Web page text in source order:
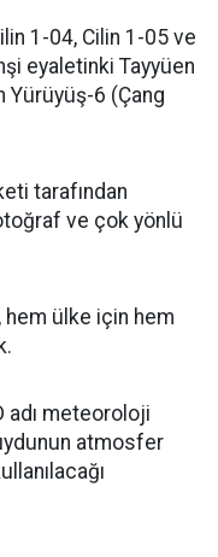
1-04, Cilin 1-05 ve
eyaletinki Tayyüen
Yürüyüş-6 (Çang
tarafından
ve çok yönlü
ülke için hem
adı meteoroloji
atmosfer